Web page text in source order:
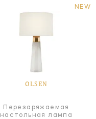
NEW
OLSEN
Перезаряжаемая
настольная лампа